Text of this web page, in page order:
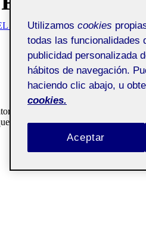
SANCHEZ
digital tiene como objetivo
poder exponer el estilo propio
Utilizamos cookies
todas las funcionalidades
publicidad personalizada
hábitos de navegación.
haciendo clic abajo, u
cookies.
Aceptar